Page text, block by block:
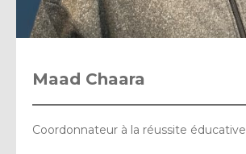
Maad Chaara
Coordonnateur à la réussite éducative